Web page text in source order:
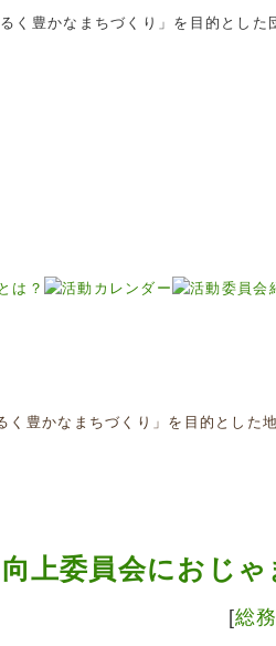
く豊かなまちづくり」を目的とした
く豊かなまちづくり」を目的とした
上委員会におじ
[総